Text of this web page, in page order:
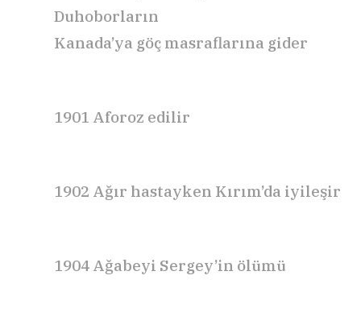
Duhoborların
Kanada’ya göç masraflarına gider
1901 Aforoz edilir
1902 Ağır hastayken Kırım’da iyileşir
1904 Ağabeyi Sergey’in ölümü